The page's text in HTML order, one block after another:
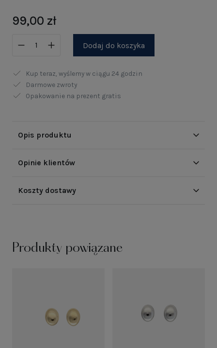
99,00 zł
Dodaj do koszyka
Kup teraz, wyślemy w ciągu 24 godzin
Darmowe zwroty
Opakowanie na prezent gratis
Opis produktu
Opinie klientów
Koszty dostawy
Produkty powiązane